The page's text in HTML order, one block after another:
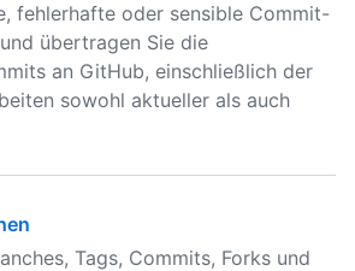
fehlerhafte oder sensible Commit-
übertragen Sie die
an GitHub, einschließlich der
sowohl aktueller als auch
Tags, Commits, Forks und